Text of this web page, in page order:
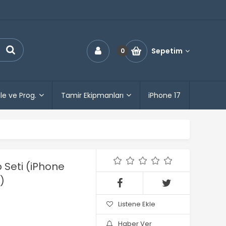
0 Sepetim
ve Prog. Tamir Ekipmanları iPhone 17
Seti (iPhone
Listene Ekle
Haber Ver